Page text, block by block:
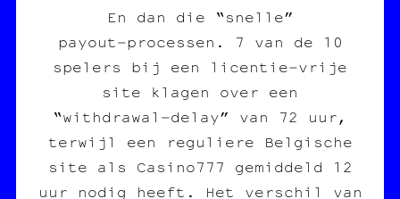
En dan die “snelle”
payout‑processen. 7 van de 10
spelers bij een licentie‑vrije
site klagen over een
“withdrawal‑delay” van 72 uur,
terwijl een reguliere Belgische
site als Casino777 gemiddeld 12
uur nodig heeft. Het verschil van